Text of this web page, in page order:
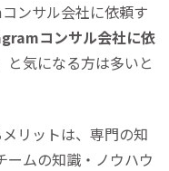
ンサル会社に依頼す
コンサル会社に依
と気になる方は多いと
リットは、専門の知
ームの知識・ノウハウ